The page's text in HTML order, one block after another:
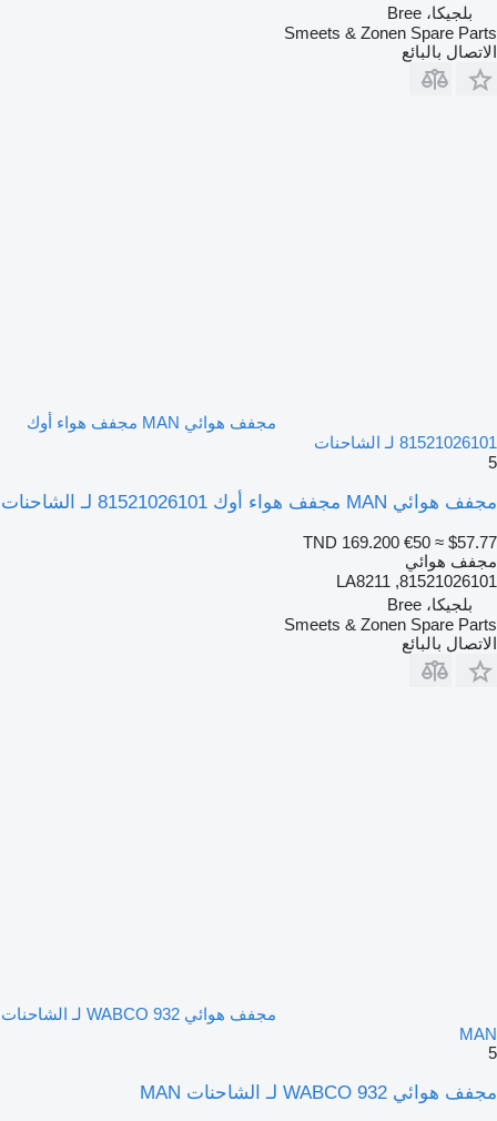
بلجيكا، Bree
Smeets & Zonen Spare Parts
الاتصال بالبائع
مجفف هوائي MAN مجفف هواء أوك
81521026101 لـ الشاحنات
5
مجفف هوائي MAN مجفف هواء أوك 81521026101 لـ الشاحنات
TND 169.200 €50 ≈ $57.77
مجفف هوائي
81521026101, LA8211
بلجيكا، Bree
Smeets & Zonen Spare Parts
الاتصال بالبائع
مجفف هوائي WABCO 932 لـ الشاحنات
MAN
5
مجفف هوائي WABCO 932 لـ الشاحنات MAN